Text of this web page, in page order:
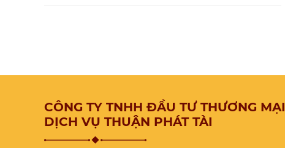
Thu Mua Phế Liệu Thuận Phát sẽ giúp bạn
có được lời giải cho những vấn đề trên.
CÔNG TY TNHH ĐẦU TƯ THƯƠNG MẠI
DỊCH VỤ THUẬN PHÁT TÀI